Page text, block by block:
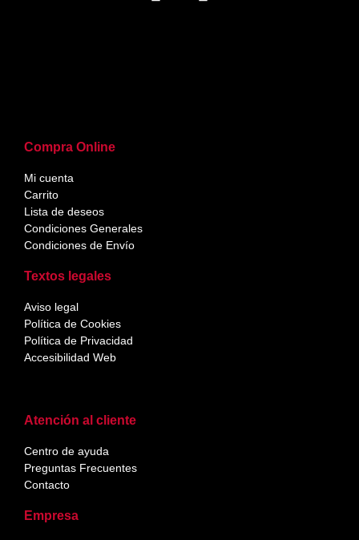
Atención al cliente
Centro de ayuda
Preguntas Frecuentes
Contacto
Empresa
Compra Online
Mi cuenta
Carrito
Lista de deseos
Condiciones Generales
Condiciones de Envío
Textos legales
Aviso legal
Política de Cookies
Política de Privacidad
Accesibilidad Web